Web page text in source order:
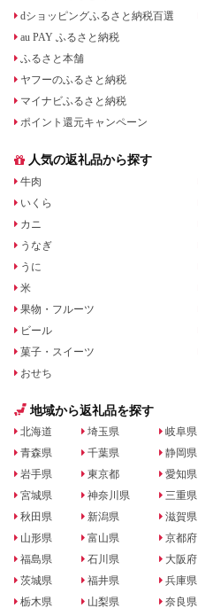
dショッピングふるさと納税百選
au PAY ふるさと納税
ふるさと本舗
ヤフーのふるさと納税
マイナビふるさと納税
ポイント還元キャンペーン
人気の返礼品から探す
牛肉
いくら
カニ
うなぎ
うに
米
果物・フルーツ
ビール
菓子・スイーツ
おせち
地域から返礼品を探す
北海道
青森県
岩手県
宮城県
秋田県
山形県
福島県
茨城県
栃木県
埼玉県
千葉県
東京都
神奈川県
新潟県
富山県
石川県
福井県
山梨県
岐阜県
静岡県
愛知県
三重県
滋賀県
京都府
大阪府
兵庫県
奈良県